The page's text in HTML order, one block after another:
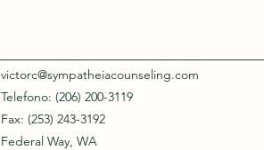
victorc@sympatheiacounseling.com
Telefono: (206) 200-3119
Fax: (253) 243-3192
Federal Way, WA